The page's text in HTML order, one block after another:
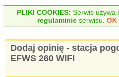
PLIKI COOKIES: Serwis używa
regulaminie serwisu.OK
Dodaj opinię - stacja
EFWS 260 WIFI